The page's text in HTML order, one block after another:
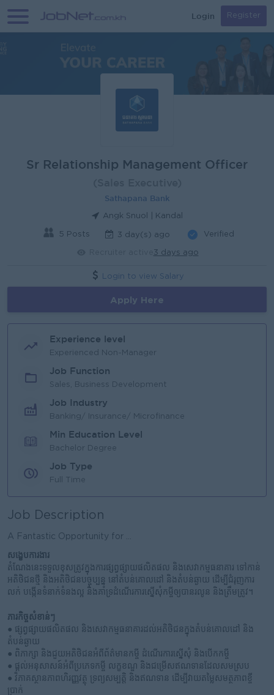
Login Register
Sr Relationship Management Officer
Sathapana Bank
Angk Snuol | Kandal
5 Posts 3 day(s) ago Verified
3 days ago
Login to view Salary
Apply Here
Experience level
Experienced Non-Manager
Job Function
Sales, Business Development
Job Industry
Banking/ Insurance/ Microfinance
Min Education Level
Bachelor Degree
Job Type
Full Time
Job Description
A Fantastic Opportunity for ...
សង្ខេបការងារ
តំណែងនេះទទួលខុសត្រូវក្នុងការផ្សព្វផ្សាយផលិតផល និងសេវាកម្មធនាគារ ទៅកាន់
អតិថិជនថ្មី និងអតិថិជនបច្ចុប្បន្ន នៅតំបន់គោលដៅ និងតំបន់ឆ្ងាយ ដើម្បីជំរុញការ
លក់ បង្កើនទំនាក់ទំនងល្អ និងគាំទ្រដំណើរការស្នើសុំកម្ចីឲ្យបានរលូន និងត្រឹមត្រូវ។
ភារកិច្ចសំខាន់ៗ
● ផ្សព្វផ្សាយផលិតផល និងសេវាកម្មធនាគារដល់អតិថិជនក្នុងតំបន់គោលដៅ និង
តំបន់ឆ្ងាយ
● ពិភាក្សា និងជួយអតិថិជនអំពីព័ត៌មានកម្ចី ដំណើរការស្នើសុំ និងបើកកម្ចី
● ផ្តល់អនុសាសន៍អំពីប្រភេទកម្ចី លក្ខខណ្ឌ និងជម្រើសឥណទានដែលសមស្រប
● វិភាគស្ថានភាពហិរញ្ញវត្ថុ ទ្រព្យសម្បត្តិ និងឥណទាន ដើម្បីវាយតម្លៃសមត្ថភាពខ្ចី
ប្រាក់